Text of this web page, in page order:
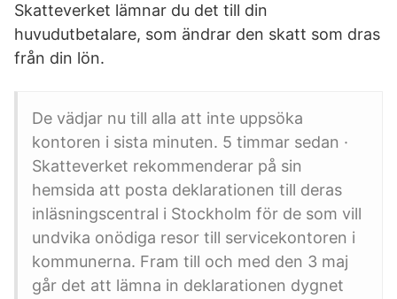
Skatteverket lämnar du det till din
huvudutbetalare, som ändrar den skatt som dras
från din lön.
De vädjar nu till alla att inte uppsöka
kontoren i sista minuten. 5 timmar sedan ·
Skatteverket rekommenderar på sin
hemsida att posta deklarationen till deras
inläsningscentral i Stockholm för de som vill
undvika onödiga resor till servicekontoren i
kommunerna. Fram till och med den 3 maj
går det att lämna in deklarationen dygnet